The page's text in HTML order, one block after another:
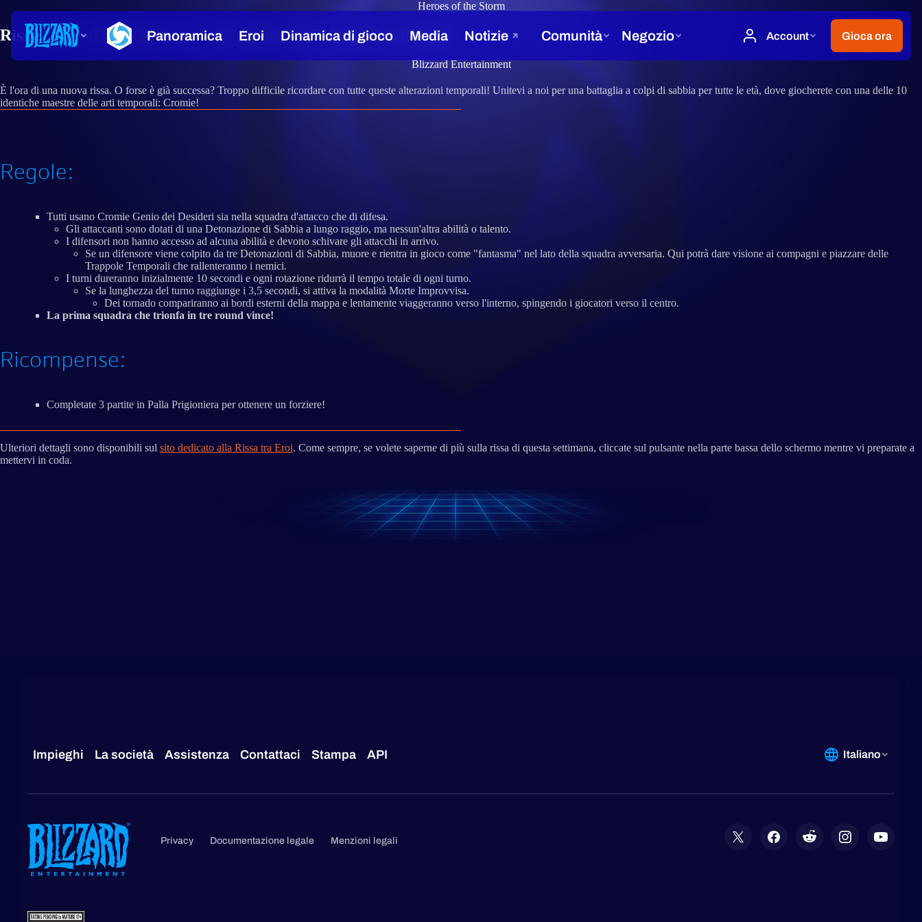
Heroes of the Storm
Rissa tra Eroi della settimana, 25 agosto 2017: Palla Prigioniera
Blizzard Entertainment
È l'ora di una nuova rissa. O forse è già successa? Troppo difficile ricordare con tutte queste alterazioni temporali! Unitevi a noi per una battaglia a colpi di sabbia per tutte le età, dove giocherete con una delle 10
identiche maestre delle arti temporali: Cromie!
Regole:
Tutti usano Cromie Genio dei Desideri sia nella squadra d'attacco che di difesa.
Gli attaccanti sono dotati di una Detonazione di Sabbia a lungo raggio, ma nessun'altra abilità o talento.
I difensori non hanno accesso ad alcuna abilità e devono schivare gli attacchi in arrivo.
Se un difensore viene colpito da tre Detonazioni di Sabbia, muore e rientra in gioco come "fantasma" nel lato della squadra avversaria. Qui potrà dare visione ai compagni e piazzare delle
Trappole Temporali che rallenteranno i nemici.
I turni dureranno inizialmente 10 secondi e ogni rotazione ridurrà il tempo totale di ogni turno.
Se la lunghezza del turno raggiunge i 3,5 secondi, si attiva la modalità Morte Improvvisa.
Dei tornado compariranno ai bordi esterni della mappa e lentamente viaggeranno verso l'interno, spingendo i giocatori verso il centro.
La prima squadra che trionfa in tre round vince!
Ricompense:
Completate 3 partite in Palla Prigioniera per ottenere un forziere!
Ulteriori dettagli sono disponibili sul sito dedicato alla Rissa tra Eroi. Come sempre, se volete saperne di più sulla rissa di questa settimana, cliccate sul pulsante nella parte bassa dello schermo mentre vi preparate a
mettervi in coda.